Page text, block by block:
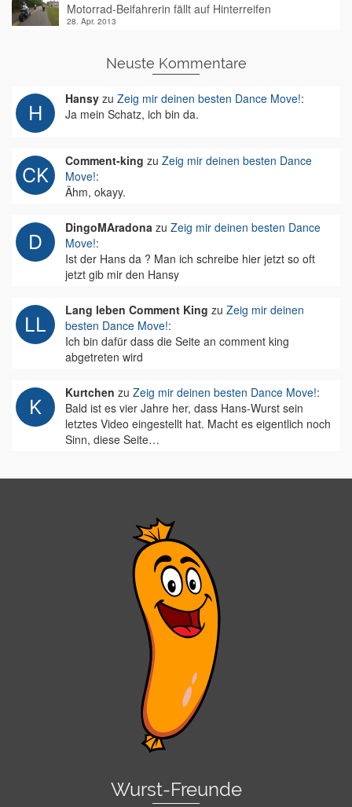
Motorrad-Beifahrerin fällt auf Hinterreifen
28. Apr. 2013
Neuste Kommentare
Hansy zu Zeig mir deinen besten Dance Move!:
Ja mein Schatz, ich bin da.
Comment-king zu Zeig mir deinen besten Dance
Move!:
Ähm, okayy.
DingoMAradona zu Zeig mir deinen besten Dance
Move!:
Ist der Hans da ? Man ich schreibe hier jetzt so oft
jetzt gib mir den Hansy
Lang leben Comment King zu Zeig mir deinen
besten Dance Move!:
Ich bin dafür dass die Seite an comment king
abgetreten wird
Kurtchen zu Zeig mir deinen besten Dance Move!:
Bald ist es vier Jahre her, dass Hans-Wurst sein
letztes Video eingestellt hat. Macht es eigentlich noch
Sinn, diese Seite…
Wurst-Freunde